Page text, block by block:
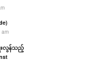
းလွန်သည့်